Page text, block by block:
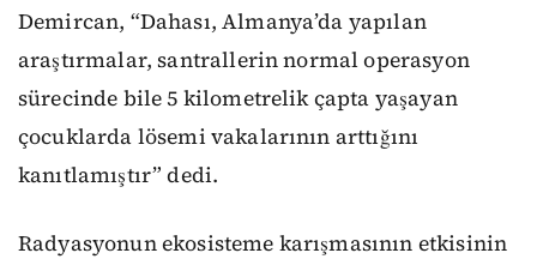
Demircan, “Dahası, Almanya’da yapılan
araştırmalar, santrallerin normal operasyon
sürecinde bile 5 kilometrelik çapta yaşayan
çocuklarda lösemi vakalarının arttığını
kanıtlamıştır” dedi.
Radyasyonun ekosisteme karışmasının etkisinin